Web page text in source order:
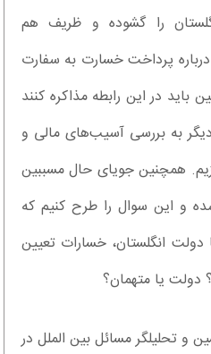
را گشوده و ظریف هم
پرداخت خسارت به سفارت
باید در این رابطه مذاکره کنند
به بررسی آسیب‌های مالی و
همچنین جویای حال مسببین
و این سوال را طرح کنیم که
دولت انگلستان، خسارات تعیین
یا متهمان؟
و تحلیلگر مسائل بین الملل در